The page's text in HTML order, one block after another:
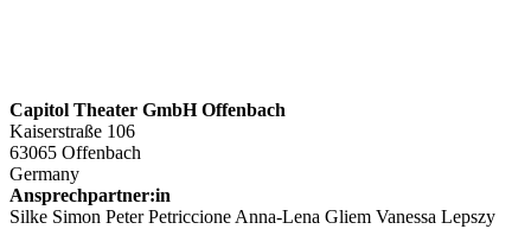
Capitol Theater GmbH Offenbach
Kaiserstraße 106
63065 Offenbach
Germany
Ansprechpartner:in
Silke Simon Peter Petriccione Anna-Lena Gliem Vanessa Lepszy